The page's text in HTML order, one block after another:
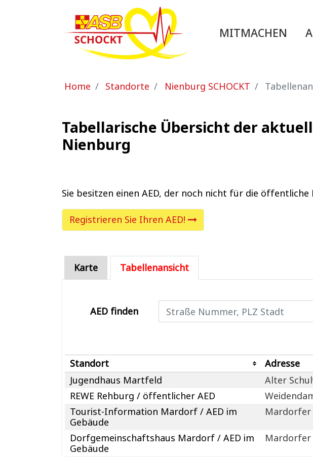
MITMACHEN
Sie sind hier:
Home Standorte Nienburg SCHOCKT
Tabellarische Übersicht der
Nienburg
Sie besitzen einen AED, der noch nicht für die
Registrieren Sie Ihren AED!
Karte Tabellenansicht
AED finden
Standort Adresse
Jugendhaus Martfeld
Alter
REWE Rehburg / öffentlicher AED
Tourist-Information Mardorf / AED im
Gebäude
Mardorfer
Dorfgemeinschaftshaus Mardorf / AED im
Gebäude
Mardorfer